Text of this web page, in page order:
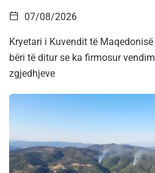
07/08/2026
Kryetari i Kuvendit të
bëri të ditur se ka firmosur
zgjedhjeve